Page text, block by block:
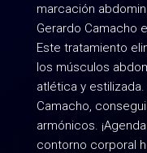
marcación
Gerardo Camacho
Este tratamiento
los músculos
atlética y
Camacho,
armónicos.
contorno corporal